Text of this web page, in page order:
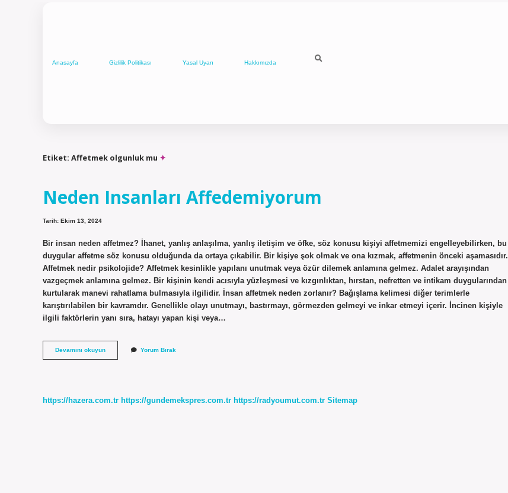
Anasayfa Gizlilik Politikası Yasal Uyarı Hakkımızda
Etiket: Affetmek olgunluk mu
Neden Insanları Affedemiyorum
Tarih: Ekim 13, 2024
Bir insan neden affetmez? İhanet, yanlış anlaşılma, yanlış iletişim ve öfke, söz konusu kişiyi affetmemizi engelleyebilirken, bu
duygular affetme söz konusu olduğunda da ortaya çıkabilir. Bir kişiye şok olmak ve ona kızmak, affetmenin önceki aşamasıdır.
Affetmek nedir psikolojide? Affetmek kesinlikle yapılanı unutmak veya özür dilemek anlamına gelmez. Adalet arayışından
vazgeçmek anlamına gelmez. Bir kişinin kendi acısıyla yüzleşmesi ve kızgınlıktan, hırstan, nefretten ve intikam duygularından
kurtularak manevi rahatlama bulmasıyla ilgilidir. İnsan affetmek neden zorlanır? Bağışlama kelimesi diğer terimlerle
karıştırılabilen bir kavramdır. Genellikle olayı unutmayı, bastırmayı, görmezden gelmeyi ve inkar etmeyi içerir. İncinen kişiyle
ilgili faktörlerin yanı sıra, hatayı yapan kişi veya…
Devamını okuyunNeden
Insanları
Yorum Bırak
https://hazera.com.tr https://gundemekspres.com.tr https://radyoumut.com.tr Sitemap